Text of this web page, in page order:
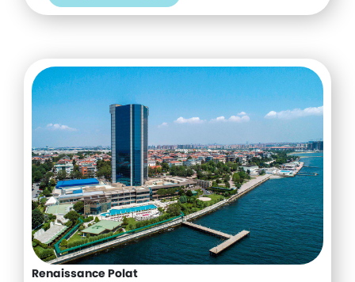
Renaissance Polat